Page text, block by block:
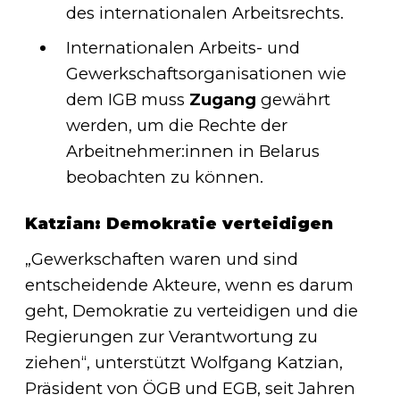
des internationalen Arbeitsrechts.
Internationalen Arbeits- und
Gewerkschaftsorganisationen wie
dem IGB muss Zuganggewährt
werden, um die Rechte der
Arbeitnehmer:innen in Belarus
beobachten zu können.
Katzian: Demokratie verteidigen
„Gewerkschaften waren und sind
entscheidende Akteure, wenn es darum
geht, Demokratie zu verteidigen und die
Regierungen zur Verantwortung zu
ziehen“, unterstützt Wolfgang Katzian,
Präsident von ÖGB und EGB, seit Jahren